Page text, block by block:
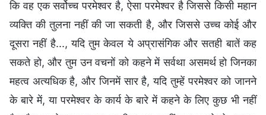
कि वह एक सर्वोच्च परमेश्वर है, ऐसा परमेश्वर है जिससे किसी महान
व्यक्ति की तुलना नहीं की जा सकती है, और जिससे उच्च कोई और
दूसरा नहीं है..., यदि तुम केवल ये अप्रासंगिक और सतही बातें कह
सकते हो, और तुम उन वचनों को कहने में सर्वथा असमर्थ हो जिनका
महत्व अत्यधिक है, और जिनमें सार है, यदि तुम्हें परमेश्वर को जानने
के बारे में, या परमेश्वर के कार्य के बारे में कहने के लिए कुछ भी नहीं